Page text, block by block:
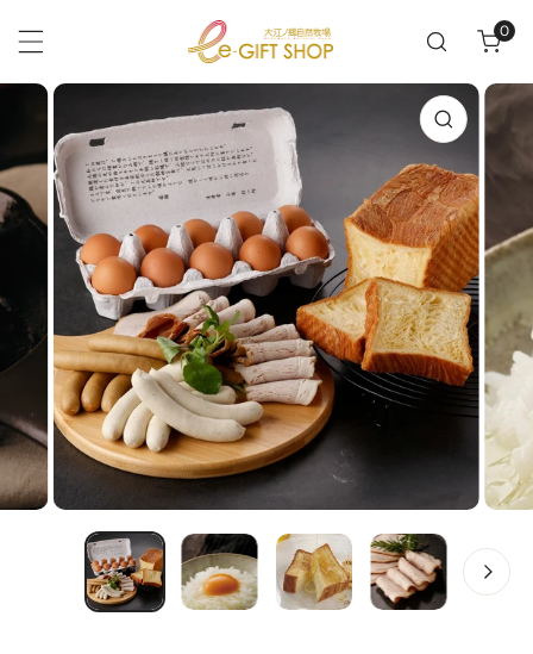
ツにスキップ 0ア
ギャラリービューでメディアを開く